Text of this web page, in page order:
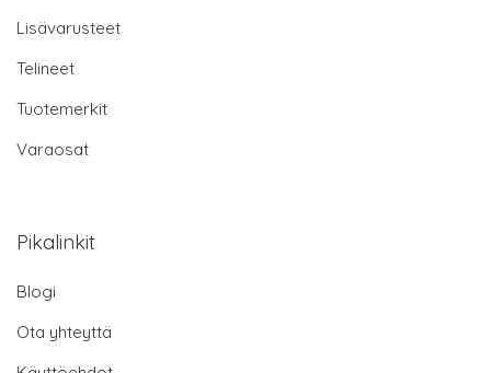
Lisävarusteet
Telineet
Tuotemerkit
Varaosat
Pikalinkit
Blogi
Ota yhteyttä